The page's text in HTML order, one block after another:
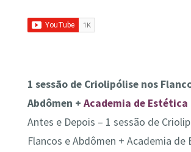
1 sessão de Criolipólise nos
Abdômen + Academia de Estética
Antes e Depois – 1 sessão de
Flancos e Abdômen + Academia de